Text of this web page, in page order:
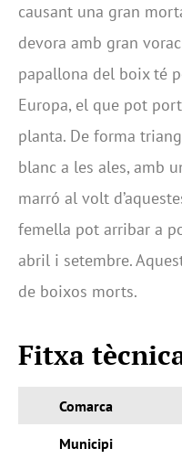
causant una gran
devora amb gran
papallona del boix té
Europa, el que pot
planta. De forma
blanc a les ales, amb
marró al volt
femella pot arribar a
abril i setembre.
de boixos morts.
Fitxa
Comarca
Municipi